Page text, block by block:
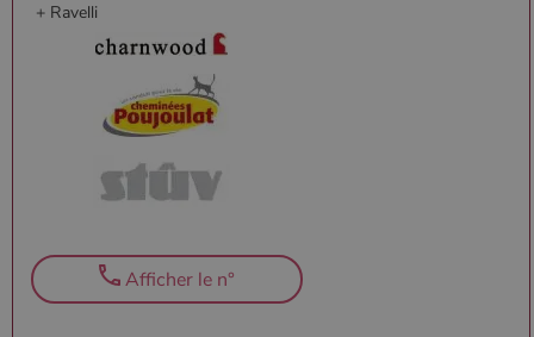
+ Ravelli
Afficher le n°